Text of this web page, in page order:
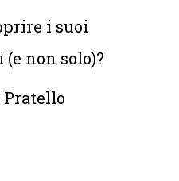
i suoi
non solo)?
Pratello